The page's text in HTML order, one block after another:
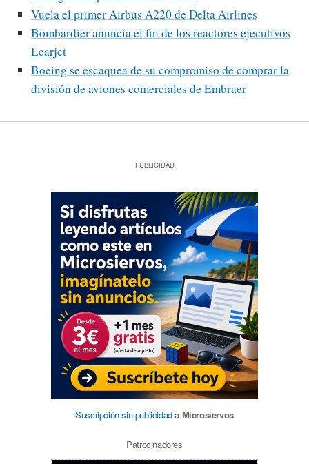
Vuela el primer Airbus A220 de Delta Airlines
Bombardier anuncia el fin de los reactores ejecutivos
Learjet
Boeing se escaquea de su compromiso de comprar la
división de aviones comerciales de Embraer
PUBLICIDAD
Suscripción sin publicidada Microsiervos
Patrocinadores